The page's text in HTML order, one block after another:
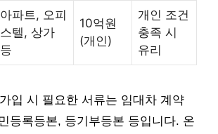
아파트, 오피
스텔, 상가
등
10억원
(개인)
개인 조건
충족 시
유리
입 시 필요한 서류는 임대차 계약
등록등본, 등기부등본 등입니다. 온